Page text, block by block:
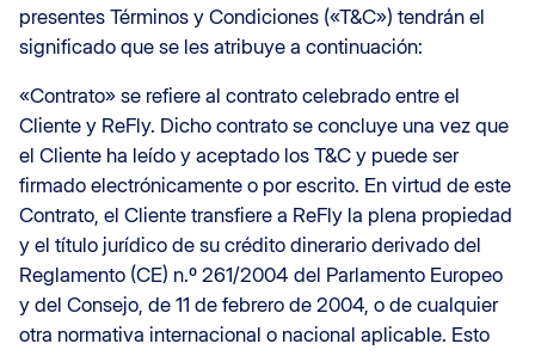
presentes Términos y Condiciones («T&C») tendrán el
significado que se les atribuye a continuación:
«Contrato» se refiere al contrato celebrado entre el
Cliente y ReFly. Dicho contrato se concluye una vez que
el Cliente ha leído y aceptado los T&C y puede ser
firmado electrónicamente o por escrito. En virtud de este
Contrato, el Cliente transfiere a ReFly la plena propiedad
y el título jurídico de su crédito dinerario derivado del
Reglamento (CE) n.º 261/2004 del Parlamento Europeo
y del Consejo, de 11 de febrero de 2004, o de cualquier
otra normativa internacional o nacional aplicable. Esto